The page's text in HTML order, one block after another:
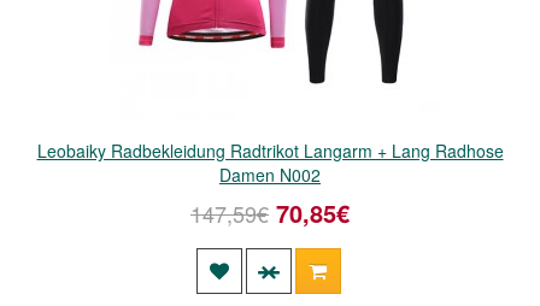
Leobaiky Radbekleidung Radtrikot Langarm + Lang Radhose
Damen N002
147,59€ 70,85€